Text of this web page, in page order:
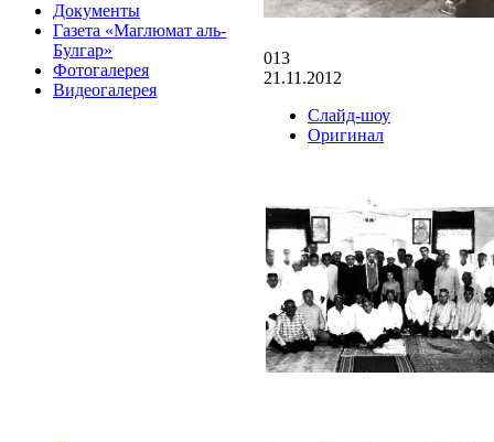
Документы
Газета «Маглюмат аль-
Булгар»
Фотогалерея
Видеогалерея
013
21.11.2012
Слайд-шоу
Оригинал